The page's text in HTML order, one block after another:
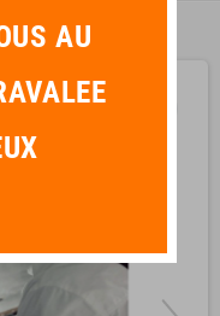
Piano Volume 1
AU